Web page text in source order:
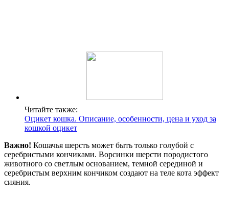
Читайте также:
Оцикет кошка. Описание, особенности, цена и уход за
кошкой оцикет
Важно! Кошачья шерсть может быть только голубой с
серебристыми кончиками. Ворсинки шерсти породистого
животного со светлым основанием, темной серединой и
серебристым верхним кончиком создают на теле кота эффект
сияния.